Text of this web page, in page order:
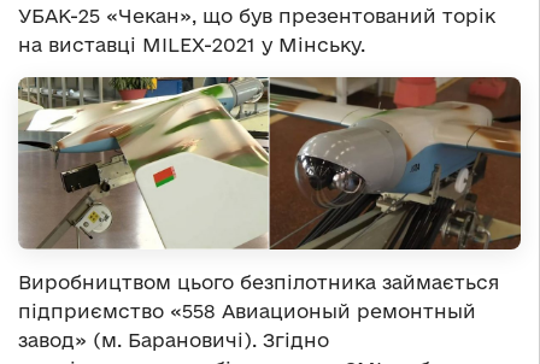
УБАК-25 «Чекан», що був презентований торік
на виставці MILEX-2021 у Мінську.
Виробництвом цього безпілотника займається
підприємство «558 Авиационый ремонтный
завод» (м. Барановичі). Згідно